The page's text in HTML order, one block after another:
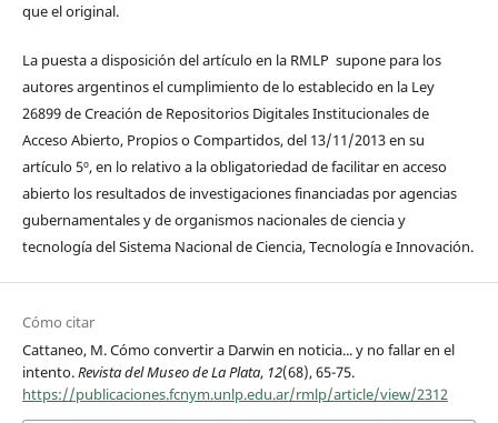
que el original.
La puesta a disposición del artículo en la RMLP supone para los
autores argentinos el cumplimiento de lo establecido en la Ley
26899 de Creación de Repositorios Digitales Institucionales de
Acceso Abierto, Propios o Compartidos, del 13/11/2013 en su
artículo 5º, en lo relativo a la obligatoriedad de facilitar en acceso
abierto los resultados de investigaciones financiadas por agencias
gubernamentales y de organismos nacionales de ciencia y
tecnología del Sistema Nacional de Ciencia, Tecnología e Innovación.
Cómo citar
Cattaneo, M. Cómo convertir a Darwin en noticia... y no fallar en el
intento.Revista del Museo de La Plata, 12(68), 65-75.
https://publicaciones.fcnym.unlp.edu.ar/rmlp/article/view/2312